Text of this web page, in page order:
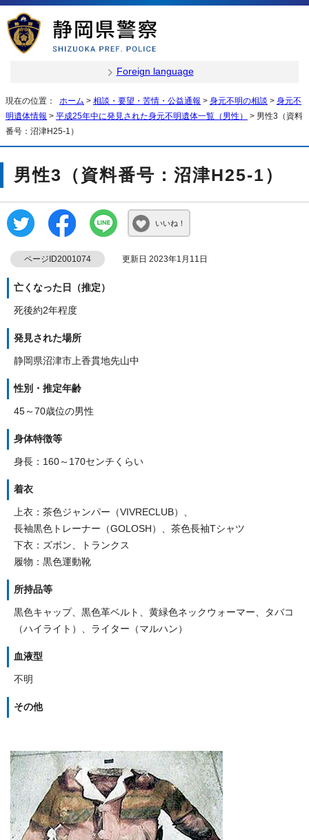
Foreign language
現在の位置： ホーム > 相談・要望・苦情・公益通報 > 身元不明の相談 > 身元不
明遺体情報 > 平成25年中に発見された身元不明遺体一覧（男性）
> 男性3（資料
番号：沼津H25-1）
男性3（資料番号：沼津H25-1）
いいね！
ページID2001074 更新日 2023年1月11日
亡くなった日（推定）
死後約2年程度
発見された場所
静岡県沼津市上香貫地先山中
性別・推定年齢
45～70歳位の男性
身体特徴等
身長：160～170センチくらい
着衣
上衣：茶色ジャンパー（VIVRECLUB）、
長袖黒色トレーナー（GOLOSH）、茶色長袖Tシャツ
下衣：ズボン、トランクス
履物：黒色運動靴
所持品等
黒色キャップ、黒色革ベルト、黄緑色ネックウォーマー、タバコ
（ハイライト）、ライター（マルハン）
血液型
不明
その他